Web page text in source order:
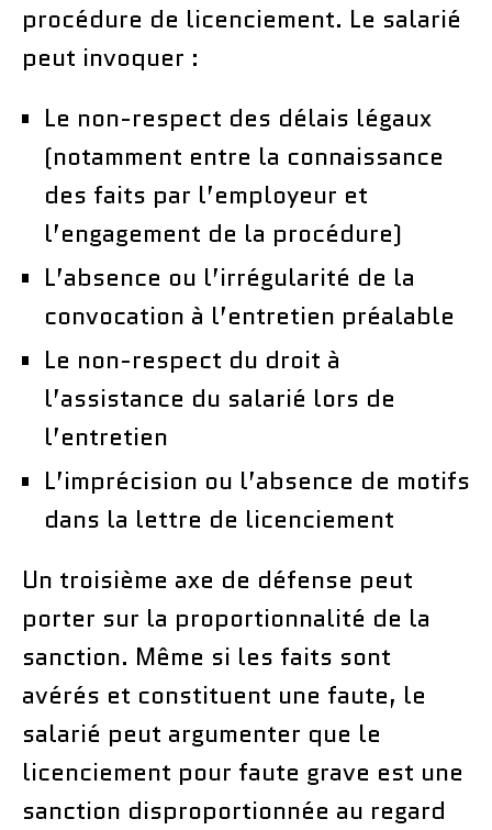
procédure de licenciement. Le salarié
peut invoquer :
Le non-respect des délais légaux
(notamment entre la connaissance
des faits par l’employeur et
l’engagement de la procédure)
L’absence ou l’irrégularité de la
convocation à l’entretien préalable
Le non-respect du droit à
l’assistance du salarié lors de
l’entretien
L’imprécision ou l’absence de motifs
dans la lettre de licenciement
Un troisième axe de défense peut
porter sur la proportionnalité de la
sanction. Même si les faits sont
avérés et constituent une faute, le
salarié peut argumenter que le
licenciement pour faute grave est une
sanction disproportionnée au regard